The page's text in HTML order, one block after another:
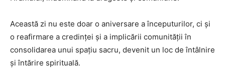
Această zi nu este doar o aniversare a începuturilor, ci și
o reafirmare a credinței și a implicării comunității în
consolidarea unui spațiu sacru, devenit un loc de întâlnire
și întărire spirituală.